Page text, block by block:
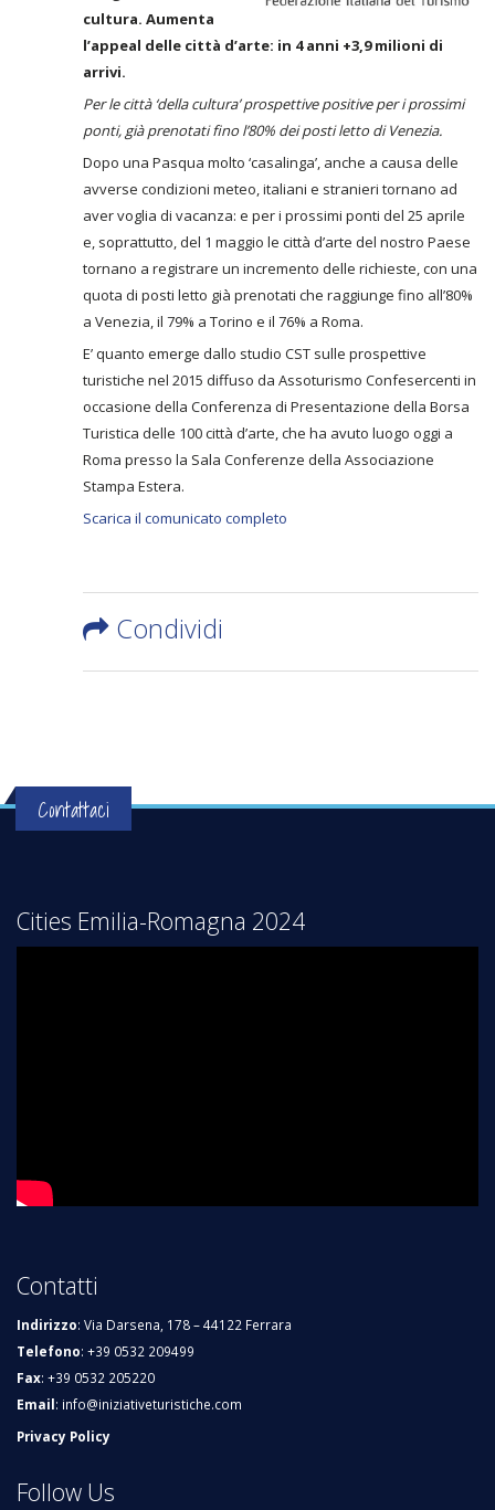
cultura. Aumenta
l’appeal delle città d’arte: in 4 anni +3,9 milioni di
arrivi.
Per le città ‘della cultura’ prospettive positive per i prossimi
ponti, già prenotati fino l’80% dei posti letto di Venezia.
Dopo una Pasqua molto ‘casalinga’, anche a causa delle
avverse condizioni meteo, italiani e stranieri tornano ad
aver voglia di vacanza: e per i prossimi ponti del 25 aprile
e, soprattutto, del 1 maggio le città d’arte del nostro Paese
tornano a registrare un incremento delle richieste, con una
quota di posti letto già prenotati che raggiunge fino all’80%
a Venezia, il 79% a Torino e il 76% a Roma.
E’ quanto emerge dallo studio CST sulle prospettive
turistiche nel 2015 diffuso da Assoturismo Confesercenti in
occasione della Conferenza di Presentazione della Borsa
Turistica delle 100 città d’arte, che ha avuto luogo oggi a
Roma presso la Sala Conferenze della Associazione
Stampa Estera.
Scarica il comunicato completo
Condividi
Contattaci
Cities Emilia-Romagna 2024
Contatti
Indirizzo: Via Darsena, 178 – 44122 Ferrara
Telefono: +39 0532 209499
Fax: +39 0532 205220
Email: info@iniziativeturistiche.com
Privacy Policy
Follow Us